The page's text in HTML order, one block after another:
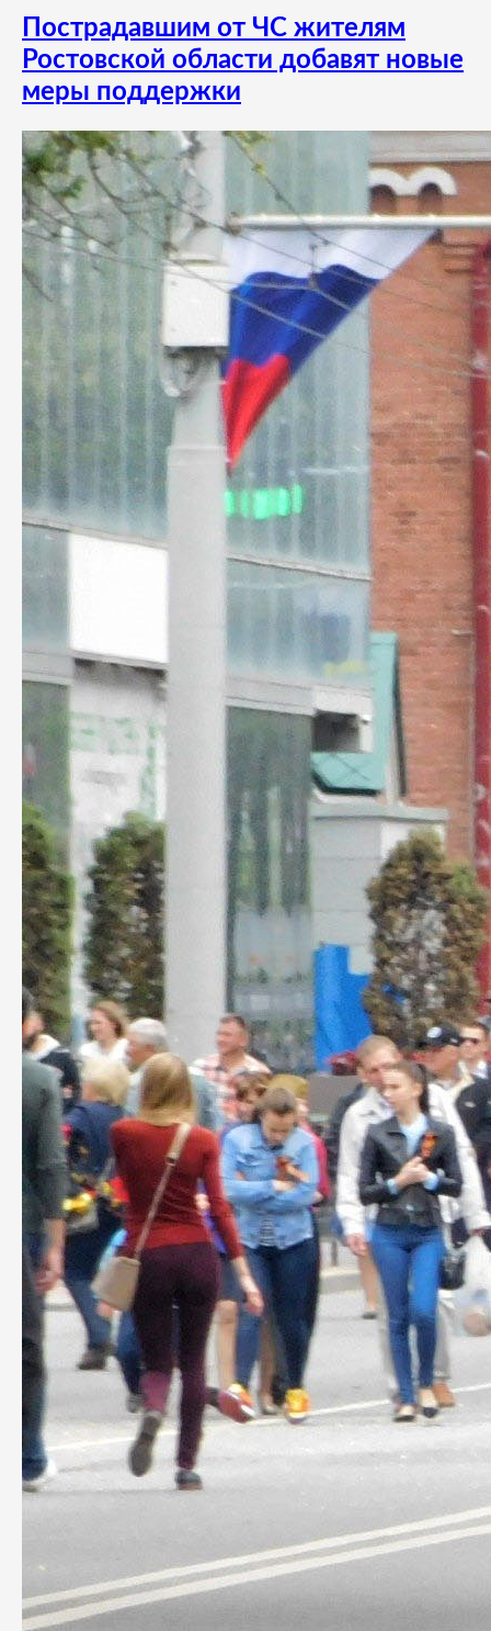
Пострадавшим от ЧС жителям
Ростовской области добавят новые
меры поддержки